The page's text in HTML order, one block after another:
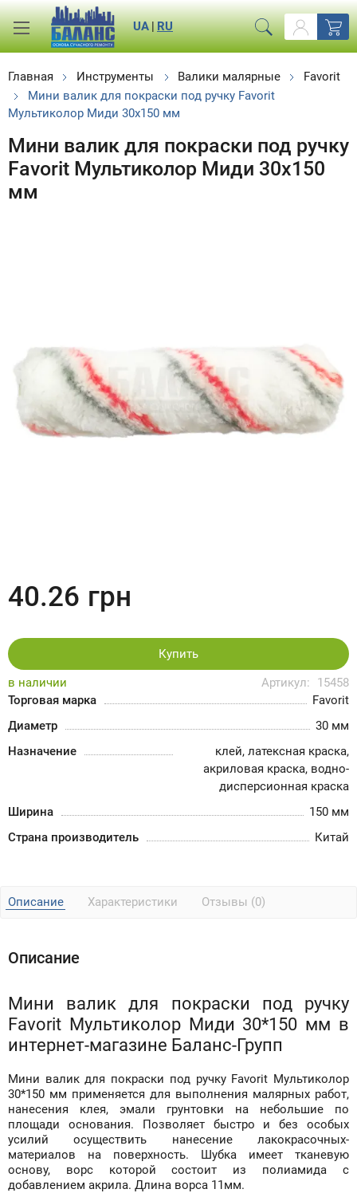
RU
|
UA
Главная Инструменты Валики малярные
Favorit
Мини валик для покраски под ручку Favorit
Мультиколор Миди 30х150 мм
Мини валик для покраски под ручку
Favorit Мультиколор Миди 30х150
мм
в наличии Артикул:
15458
Торговая марка
Favorit
Диаметр
30 мм
Назначение
клей, латексная краска,
акриловая краска, водно-
дисперсионная краска
Ширина
150 мм
Страна производитель
Китай
40.26 грн
Купить
Описание Характеристики Отзывы (0)
Описание
Мини валик для покраски под ручку
Favorit Мультиколор Миди 30*150 мм в
интернет-магазине Баланс-Групп
Мини валик для покраски под ручку Favorit Мультиколор
30*150 мм применяется для выполнения малярных работ,
нанесения клея, эмали грунтовки на небольшие по
площади основания. Позволяет быстро и без особых
усилий осуществить нанесение лакокрасочных-
материалов на поверхность. Шубка имеет тканевую
основу, ворс которой состоит из полиамида с
добавлением акрила. Длина ворса 11мм.